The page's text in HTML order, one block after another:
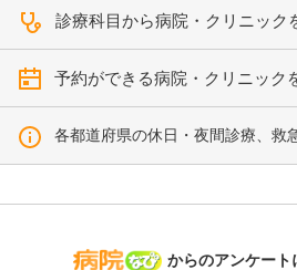
診療科目から病院・クリニック
予約ができる病院・クリニック
各都道府県の休日・夜間診療、救
病院なび
からのアンケート